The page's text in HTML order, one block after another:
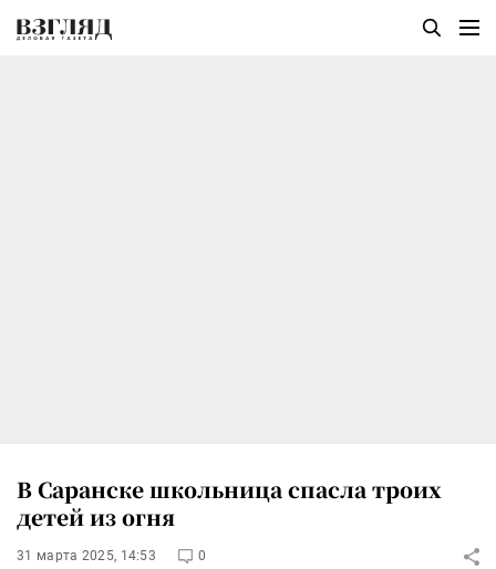
В Саранске школьница спасла троих
детей из огня
31 марта 2025, 14:53 0